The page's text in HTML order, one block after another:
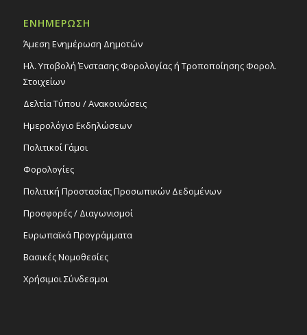
ΕΝΗΜΕΡΩΣΗ
Άμεση Ενημέρωση Δημοτών
Ηλ. Υποβολή Ένστασης Φορολογίας ή Τροποποίησης Φορολ.
Στοιχείων
Δελτία Τύπου / Ανακοινώσεις
Ημερολόγιο Εκδηλώσεων
Πολιτικοί Γάμοι
Φορολογίες
Πολιτική Προστασίας Προσωπικών Δεδομένων
Προσφορές / Διαγωνισμοί
Ευρωπαϊκά Προγράμματα
Βασικές Νομοθεσίες
Χρήσιμοι Σύνδεσμοι